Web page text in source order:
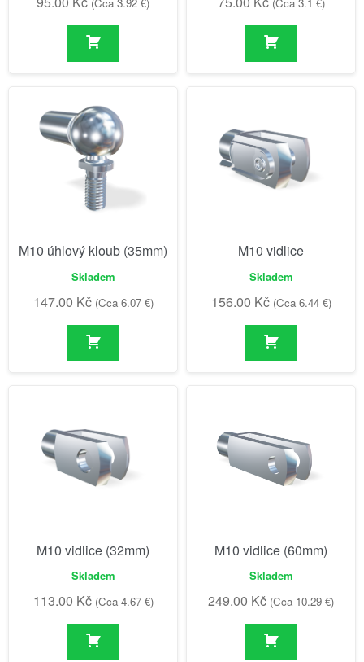
M10 úhlový kloub (35mm)
Skladem
147.00 Kč (Cca 6.07 €)
M10 vidlice
Skladem
156.00 Kč (Cca 6.44 €)
M10 vidlice (32mm)
Skladem
113.00 Kč (Cca 4.67 €)
M10 vidlice (60mm)
Skladem
249.00 Kč (Cca 10.29 €)